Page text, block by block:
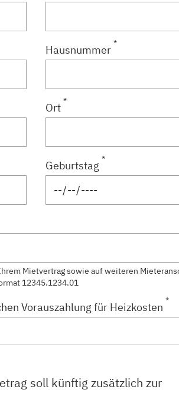
Hausnummer *
Ort *
Geburtstag *
Mietvertrag sowie auf weiteren
12345.1234.01
Vorauszahlung für Heizkosten *
soll künftig zusätzlich zur